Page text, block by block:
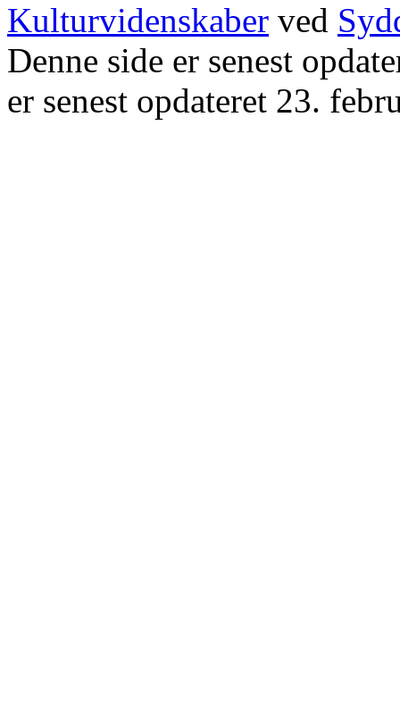
Kulturvidenskaber ved
Denne side er senest
er senest opdateret 23.